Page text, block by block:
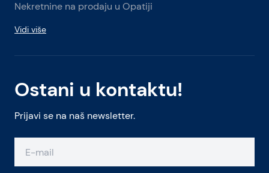
Ostani u kontaktu!
Prijavi se na naš newsletter.
Nekretnine na prodaju u Opatiji
Vidi više